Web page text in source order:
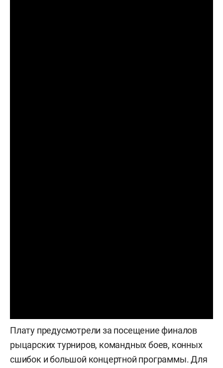
Плату предусмотрели за посещение финалов
рыцарских турниров, командных боев, конных
сшибок и большой концертной программы. Для